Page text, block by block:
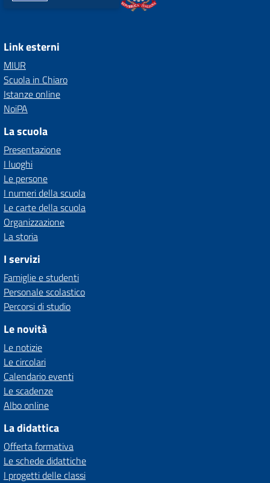
Link esterni
MIUR
Scuola in Chiaro
Istanze online
NoiPA
La scuola
Presentazione
I luoghi
Le persone
I numeri della scuola
Le carte della scuola
Organizzazione
La storia
I servizi
Famiglie e studenti
Personale scolastico
Percorsi di studio
Le novità
Le notizie
Le circolari
Calendario eventi
Le scadenze
Albo online
La didattica
Offerta formativa
Le schede didattiche
I progetti delle classi